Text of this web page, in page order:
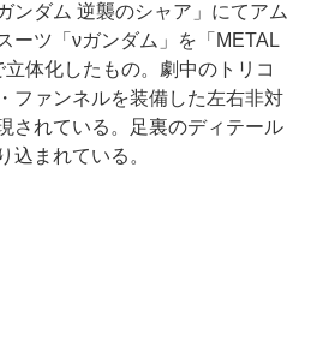
ンダム 逆襲のシャア」にてアム
ーツ「νガンダム」を「METAL
体化したもの。劇中のトリコ
ファンネルを装備した左右非対
されている。足裏のディテール
込まれている。